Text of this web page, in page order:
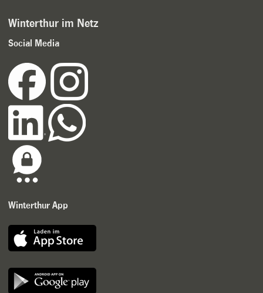
Winterthur im Netz
Social Media
Winterthur App